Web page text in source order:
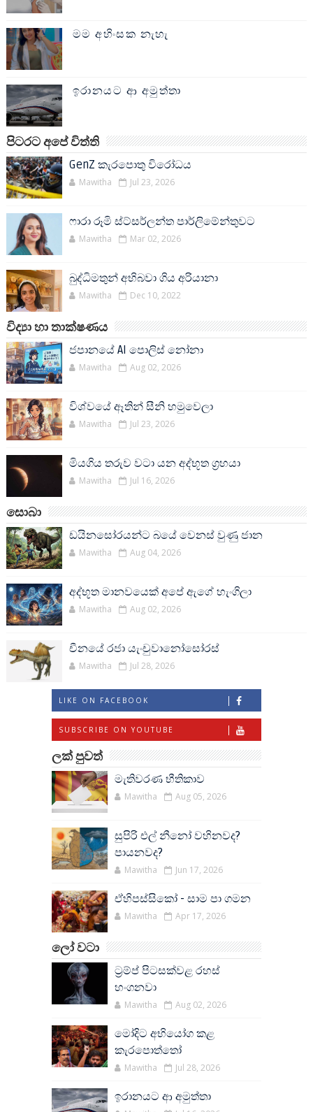
මම අහිංසක නැහැ
ඉරානයට ආ අමුත්තා
පිටරට අපේ විත්ති
GenZ කැරපොතු විරෝධය
Mawitha Jul 23, 2026
ෆාරා රූමි ස්ට්සර්ලන්ත පාර්ලිමේන්තුවට
Mawitha Mar 02, 2026
බුද්ධිමතුන් අභිබවා ගිය අරියානා
Mawitha Dec 10, 2022
විද්‍යා හා තාක්ෂණය
ජපානයේ AI පොලිස් නෝනා
Mawitha Aug 02, 2026
විශ්වයේ ඈතින් සීනි හමුවෙලා
Mawitha Jul 23, 2026
මියගිය තරුව වටා යන අද්භූත ග්‍රහයා
Mawitha Jul 16, 2026
සොබා
ඩයිනසෝරයන්ට බයේ වෙනස් වුණු ජාන
Mawitha Aug 04, 2026
අද්භූත මානවයෙක් අපේ ඇගේ හැංගිලා
Mawitha Aug 02, 2026
චීනයේ රජා යැංචුවානෝසෝරස්
Mawitha Jul 28, 2026
LIKE ON FACEBOOK
SUBSCRIBE ON YOUTUBE
ලක් පුවත්
මැතිවරණ භීතිකාව
Mawitha Aug 05, 2026
සුපිරි එල් නීනෝ වහිනවද?
පායනවද?
Mawitha Jun 17, 2026
ඒහිපස්සිකෝ - සාම පා ගමන
Mawitha Apr 17, 2026
ලෝ වටා
ට්‍රම්ප් පිටසක්වළ රහස්
හංගනවා
Mawitha Aug 02, 2026
මෝදිට අභියෝග කළ
කැරපොත්තෝ
Mawitha Jul 28, 2026
ඉරානයට ආ අමුත්තා